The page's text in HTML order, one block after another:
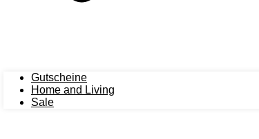
Gutscheine
Home and Living
Sale